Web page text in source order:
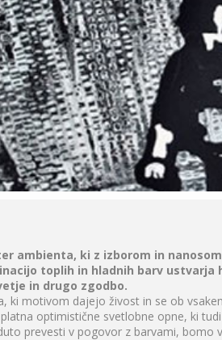
ambienta, ki z izborom in
toplih in hladnih barv
in drugo zgodbo.
ki motivom dajejo živost in se ob
optimistične svetlobne opne, ki
prevesti v pogovor z barvami,